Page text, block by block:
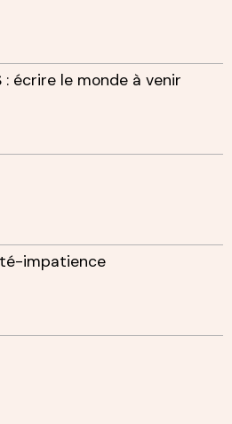
: écrire le monde à venir
impatience